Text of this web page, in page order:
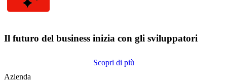
Il futuro del business inizia con gli sviluppatori
Scopri di più
Azienda